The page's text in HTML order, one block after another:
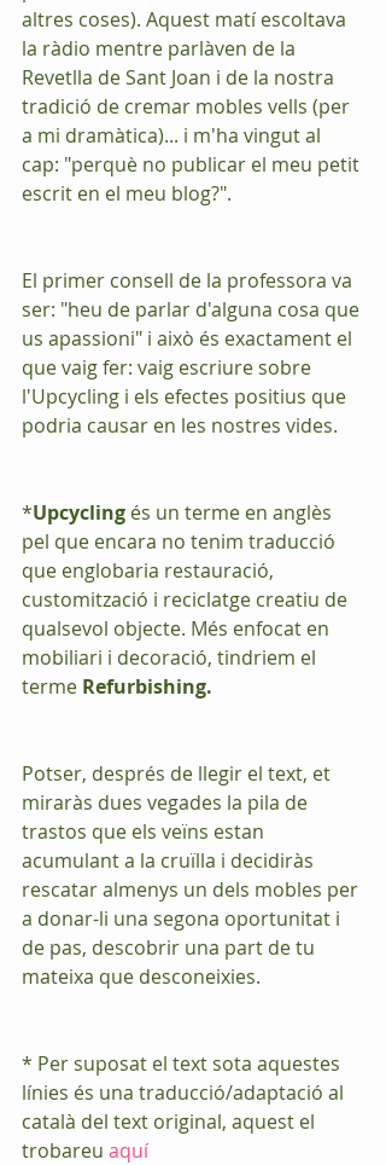
altres coses). Aquest matí escoltava
la ràdio mentre parlàven de la
Revetlla de Sant Joan i de la nostra
tradició de cremar mobles vells (per
a mi dramàtica)... i m'ha vingut al
cap: "perquè no publicar el meu petit
escrit en el meu blog?".
El primer consell de la professora va
ser: "heu de parlar d'alguna cosa que
us apassioni" i això és exactament el
que vaig fer: vaig escriure sobre
l'Upcycling i els efectes positius que
podria causar en les nostres vides.
*Upcycling és un terme en anglès
pel que encara no tenim traducció
que englobaria restauració,
customització i reciclatge creatiu de
qualsevol objecte. Més enfocat en
mobiliari i decoració, tindriem el
terme Refurbishing.
Potser, després de llegir el text, et
miraràs dues vegades la pila de
trastos que els veïns estan
acumulant a la cruïlla i decidiràs
rescatar almenys un dels mobles per
a donar-li una segona oportunitat i
de pas, descobrir una part de tu
mateixa que desconeixies.
* Per suposat el text sota aquestes
línies és una traducció/adaptació al
català del text original, aquest el
trobareu aquí